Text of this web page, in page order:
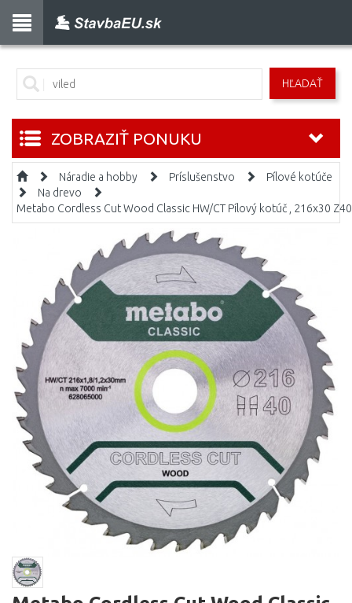
HĽADAŤ
ZOBRAZIŤ PONUKU
Náradie a hobby Príslušenstvo
Pílové kotúče
Na drevo
Metabo Cordless Cut Wood Classic HW/CT Pílový kotúč , 216x30